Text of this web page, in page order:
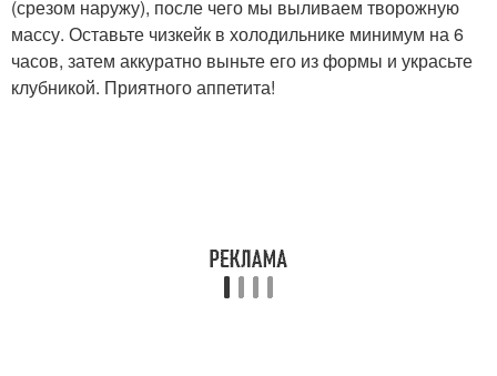
(срезом наружу), после чего мы выливаем творожную
массу. Оставьте чизкейк в холодильнике минимум на 6
часов, затем аккуратно выньте его из формы и украсьте
клубникой. Приятного аппетита!